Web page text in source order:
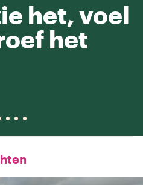
het, voel
het